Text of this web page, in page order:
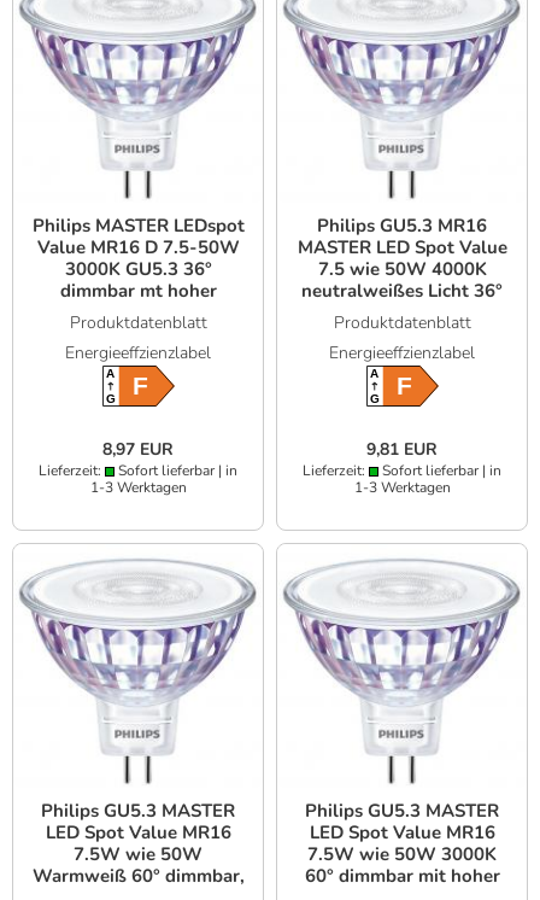
Philips MASTER LEDspot
Value MR16 D 7.5-50W
3000K GU5.3 36°
dimmbar mt hoher
Farbwiedergabe 90Ra
Produktdatenblatt
Energieeffzienzlabel
A
GF
8,97 EUR
Lieferzeit:
Sofort lieferbar | in
1-3 Werktagen
Philips GU5.3 MR16
MASTER LED Spot Value
7.5 wie 50W 4000K
neutralweißes Licht 36°
dimmbar mit hoher
Farbwiedergabe
Produktdatenblatt
Energieeffzienzlabel
A
GF
9,81 EUR
Lieferzeit:
Sofort lieferbar | in
1-3 Werktagen
Philips GU5.3 MASTER
LED Spot Value MR16
7.5W wie 50W
Warmweiß 60° dimmbar,
Philips GU5.3 MASTER
LED Spot Value MR16
7.5W wie 50W 3000K
60° dimmbar mit hoher